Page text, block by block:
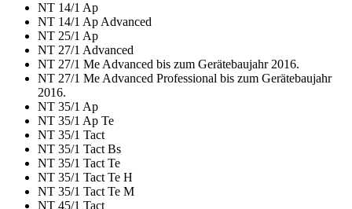
NT 14/1 Ap
NT 14/1 Ap Advanced
NT 25/1 Ap
NT 27/1 Advanced
NT 27/1 Me Advanced bis zum Gerätebaujahr 2016.
NT 27/1 Me Advanced Professional bis zum Gerätebaujahr
2016.
NT 35/1 Ap
NT 35/1 Ap Te
NT 35/1 Tact
NT 35/1 Tact Bs
NT 35/1 Tact Te
NT 35/1 Tact Te H
NT 35/1 Tact Te M
NT 45/1 Tact